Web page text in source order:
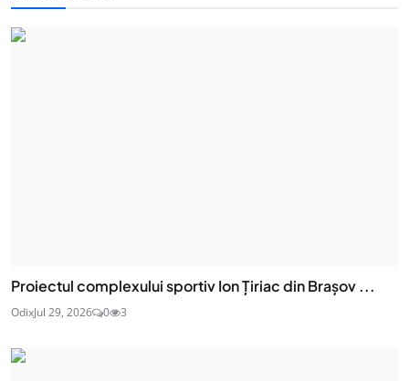
Proiectul complexului sportiv Ion Țiriac din Brașov ...
OdixJul 29, 2026 0 3